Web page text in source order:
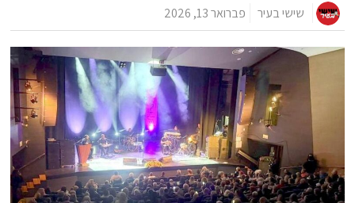
שישי בעיר פברואר 13, 2026